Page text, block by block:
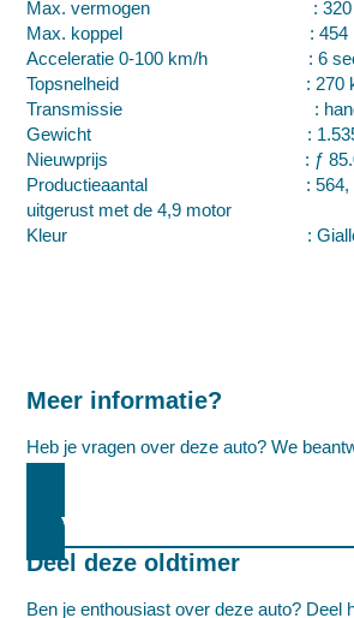
Max. vermogen : 320 PK
Max. koppel : 454 Nm bij
Acceleratie 0-100 km/h : 6
Topsnelheid : 270
Transmissie :
Gewicht : 1.535
Nieuwprijs : ƒ 85.000 (€
Productieaantal : 564,
uitgerust met de 4,9 motor
Kleur :
Meer informatie?
Heb je vragen over deze auto? We
Deel deze oldtimer
Ben je enthousiast over deze auto? Deel